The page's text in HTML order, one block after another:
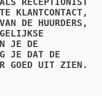
KLANTCONTACT,
DE HUURDERS,
JE DE
JE DAT DE
GOED UIT ZIEN.